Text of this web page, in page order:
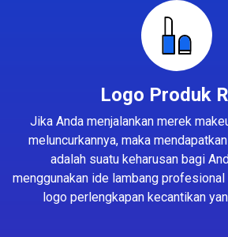
Logo Produk
Jika Anda menjalankan merek
meluncurkannya, maka
adalah suatu keharusan bagi
menggunakan ide lambang
logo perlengkapan kecantikan